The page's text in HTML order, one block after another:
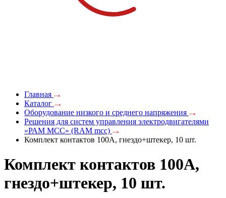
Главная
Каталог
Оборудование низкого и среднего напряжения
Решения для систем управления электродвигателями
«РАМ МСС» (RAM mcc)
Комплект контактов 100А, гнездо+штекер, 10 шт.
Комплект контактов 100А,
гнездо+штекер, 10 шт.